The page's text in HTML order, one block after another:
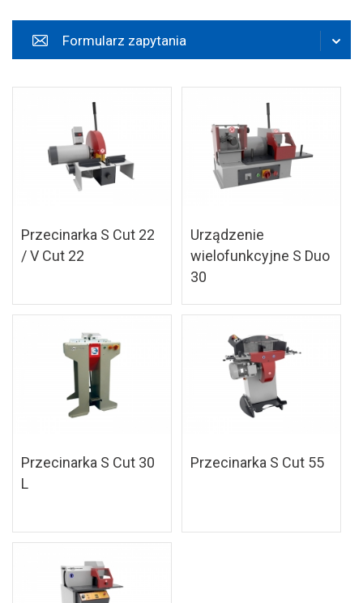
Formularz zapytania
Przecinarka S Cut 22
/ V Cut 22
Urządzenie
wielofunkcyjne S Duo
30
Przecinarka S Cut 30
L
Przecinarka S Cut 55
zapisz